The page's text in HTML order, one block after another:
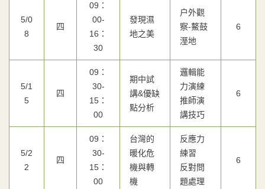
5/0
8
四
09：
00-
16：
30
發現濕
地之美
戶外觀
察-鰲鼓
溼地
6
5/1
5
四
09：
30-
15：
00
期中試
講&優缺
點分析
邏輯能
力演練
推師演
講技巧
6
5/2
2
四
09：
30-
15：
00
台灣的
暖化危
機與轉
機
反應力
練習
反對問
題處理
6